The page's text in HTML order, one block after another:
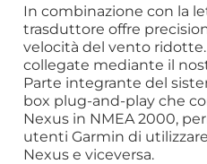
In combinazione con la
trasduttore offre
velocità del vento
collegate mediante il
Parte integrante del
box plug-and-play che
Nexus in NMEA 2000,
utenti Garmin di
Nexus e viceversa.